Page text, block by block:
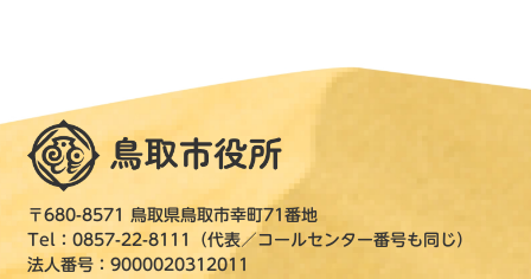
〒680-8571 鳥取県鳥取市幸町71番地
Tel：0857-22-8111（代表／コールセンター番号も同じ）
法人番号：9000020312011